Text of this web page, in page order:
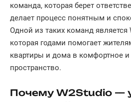
команда, которая берет
делает процесс понятным и
Одной из таких команд
которая годами помогает
квартиры и дома в комфортное и
пространство.
Почему W2Studio —